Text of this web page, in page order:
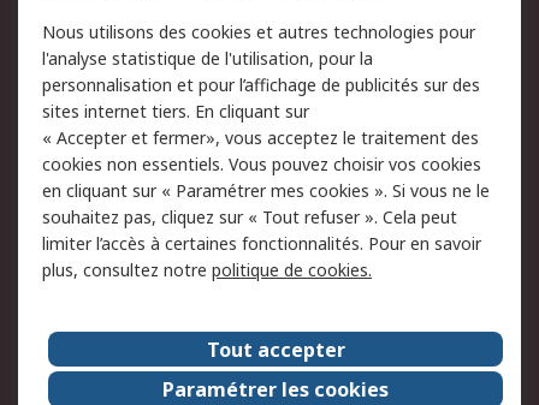
du site
Politique de protection
des données - Mise à
jour
Sécurité des E-mails
Conditions générales
de vente
Politique anti-
corruption
Campagnes marketing
A propos de RS
A propos de RS France
Evénements
Le groupe RS Group Plc
Presse
RS dans le monde
Démarche RSE
Nous utilisons des cookies et autres technologies pour
l'analyse statistique de l'utilisation, pour la
personnalisation et pour l’affichage de publicités sur des
sites internet tiers. En cliquant sur
« Accepter et fermer», vous acceptez le traitement des
cookies non essentiels. Vous pouvez choisir vos cookies
en cliquant sur « Paramétrer mes cookies ». Si vous ne le
souhaitez pas, cliquez sur « Tout refuser ». Cela peut
limiter l’accès à certaines fonctionnalités. Pour en savoir
plus, consultez notre politique de cookies.
Tout accepter
Paramétrer les cookies